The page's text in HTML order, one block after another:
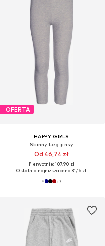
OFERTA
HAPPY GIRLS
Skinny Legginsy
Od 46,74 zł
Pierwotnie: 107,90 zł
Ostatnia najniższa cena:31,16 zł
+2